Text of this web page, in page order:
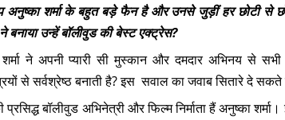
अनुष्का शर्मा के बहुत बड़े फैन है और उनसे जुड़ीं हर छोटी से
ने बनाया उन्हें बॉलीवुड की बेस्ट एक्ट्रेस?
ने अपनी प्यारी सी मुस्कान और दमदार अभिनय से
से सर्वश्रेष्ठ बनाती है? इस सवाल का जवाब सितारे दे
प्रसिद्ध बॉलीवुड अभिनेत्री और फिल्म निर्माता हैं अनुष्का